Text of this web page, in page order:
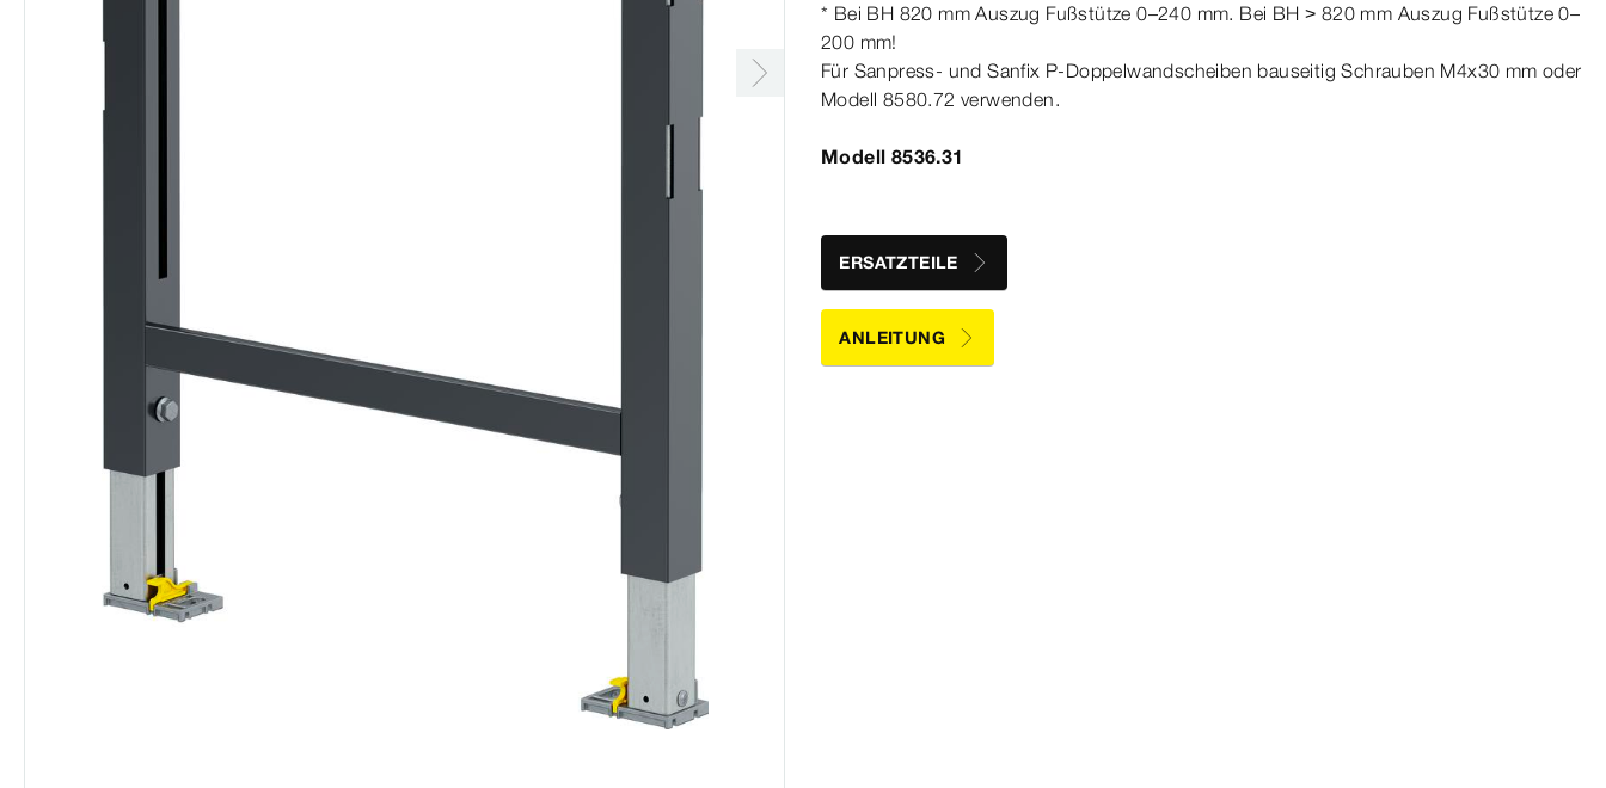
* Bei BH 820 mm Auszug Fußstütze 0–240 mm. Bei BH> 820 mm Auszug Fußstütze 0–
200 mm!
Für Sanpress- undSanfix P-​Doppelwandscheiben bauseitig Schrauben M4x30 mm oder
Modell 8580.72 verwenden.
Modell 8536.31
ERSATZTEILE
ANLEITUNG